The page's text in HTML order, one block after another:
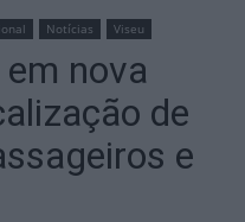
Notícias Viseu
nova
de
e